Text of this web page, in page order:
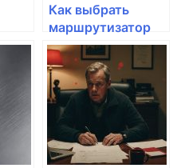
Как выбрать
маршрутизатор
для смарт-
устройств?